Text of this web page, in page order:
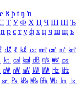
ß þ ŧ ŋ ŉ
Т У Ф Х Ц Ч Ш Щ Ъ
п р с т у ф х ц ч ш щ ъ
㎗ ℓ ㎘ ㏄ ㎣ ㎤ ㎥ ㎦
㏏ ㎈ ㎉ ㏈ ㎧ ㎨ ㎰
㎺ ㎻ ㎽ ㎾ ㎿ ㎐ ㎑
㏛ ㎩ ㎪ ㎫ ㎬ ㏝ ㏐
㏓